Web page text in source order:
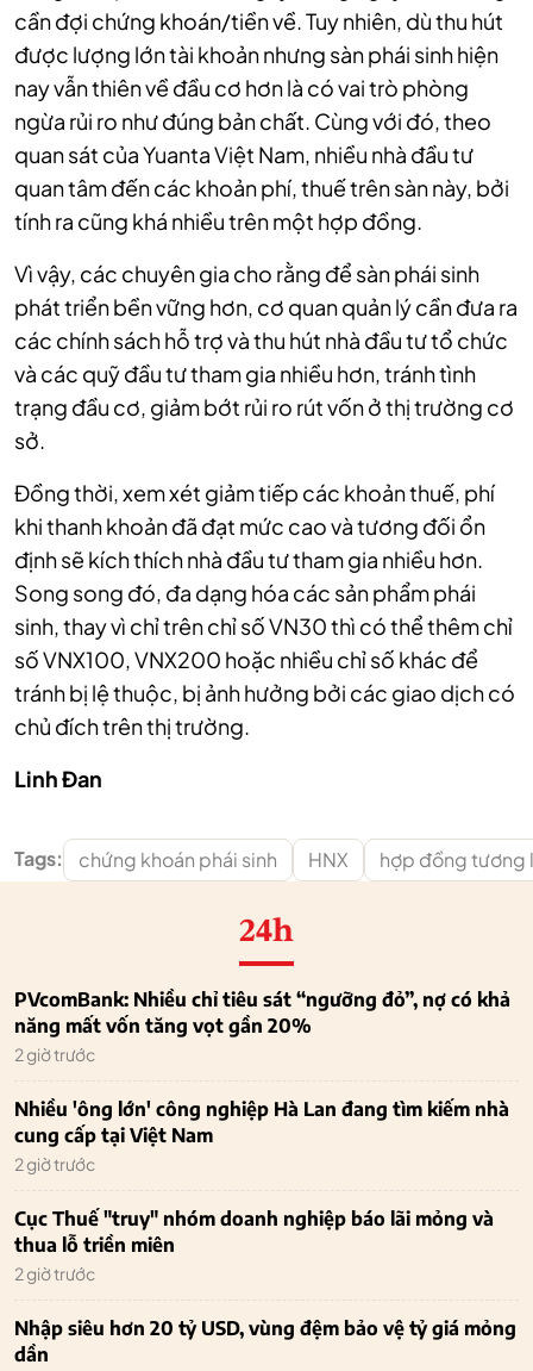
cần đợi chứng khoán/tiền về.Tuy nhiên, dù thu hút
được lượng lớn tài khoản nhưng sàn phái sinh hiện
nay vẫn thiên về đầu cơ hơn là có vai trò phòng
ngừa rủi ro như đúng bản chất. Cùng với đó, theo
quan sát củaYuanta Việt Nam, nhiều nhà đầu tư
quan tâm đến các khoản phí, thuế trên sàn này, bởi
tính ra cũng khá nhiều trên một hợp đồng.
Vì vậy, các chuyên gia cho rằng để sàn phái sinh
phát triển bền vững hơn, cơ quan quản lý cần đưa ra
các chính sách hỗ trợ và thu hút nhà đầu tư tổ chức
và các quỹ đầu tư tham gia nhiều hơn, tránh tình
trạng đầu cơ, giảm bớt rủi ro rút vốn ở thị trường cơ
sở.
Đồng thời, xem xét giảm tiếp các khoản thuế, phí
khi thanh khoản đã đạt mức cao và tương đối ổn
định sẽ kích thích nhà đầu tư tham gia nhiều hơn.
Song song đó, đa dạng hóa các sản phẩm phái
sinh, thay vì chỉ trên chỉ số VN30 thì có thể thêm chỉ
số VNX100, VNX200 hoặc nhiều chỉ số khác để
tránh bị lệ thuộc, bị ảnh hưởng bởi các giao dịch có
chủ đích trên thị trường.
Linh Đan
Tags: chứng khoán phái sinh HNX hợp đồng tương
24h
PVcomBank: Nhiều chỉ tiêu sát “ngưỡng đỏ”, nợ có khả
năng mất vốn tăng vọt gần 20%
2 giờ trước
Nhiều 'ông lớn' công nghiệp Hà Lan đang tìm kiếm nhà
cung cấp tại Việt Nam
2 giờ trước
Cục Thuế "truy" nhóm doanh nghiệp báo lãi mỏng và
thua lỗ triền miên
2 giờ trước
Nhập siêu hơn 20 tỷ USD, vùng đệm bảo vệ tỷ giá mỏng
dần